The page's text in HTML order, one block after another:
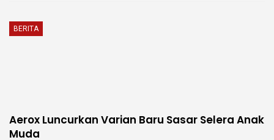
BERITA
Aerox Luncurkan Varian Baru Sasar Selera Anak
Muda